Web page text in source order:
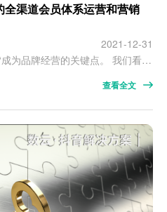
渠道会员体系运营和营销
2021-12-31
新零售时代重构了人货场，“人“成为品牌经营的关键点。 我们看到，消费者分散于各个平台、渠道、经销体系中，形成数据孤岛，孤立的数据既无法进行精细化用户运营，对企业也没有价值。 品牌缺乏统一管理平台，没能形成完善的忠诚度体系，从而无法精细化运营消费者。 品牌流量分散不同平台，存在大多数是沉默者，活跃用户低，没被转化。 麒麟CRM是以消费者为中心的全渠道会员体系运营和营销平台，助力品牌消除…
查看全文